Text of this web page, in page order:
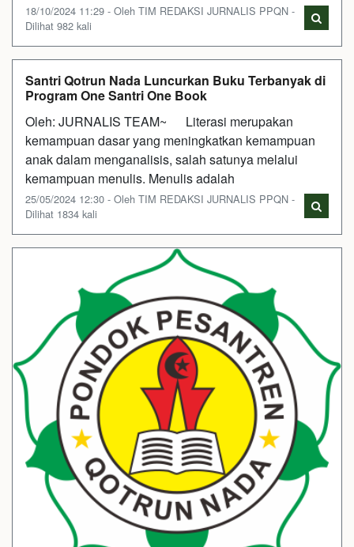
18/10/2024 11:29 - Oleh TIM REDAKSI JURNALIS PPQN -
Dilihat 982 kali
Santri Qotrun Nada Luncurkan Buku Terbanyak di
Program One Santri One Book
Oleh: JURNALIS TEAM~ Literasi merupakan
kemampuan dasar yang meningkatkan kemampuan
anak dalam menganalisis, salah satunya melalui
kemampuan menulis. Menulis adalah
25/05/2024 12:30 - Oleh TIM REDAKSI JURNALIS PPQN -
Dilihat 1834 kali